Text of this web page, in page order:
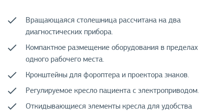
Вращающаяся столешница рассчитана на два
диагностических прибора.
Компактное размещение оборудования в пределах
одного рабочего места.
Кронштейны для фороптера и проектора знаков.
Регулируемое кресло пациента с электроприводом.
Откидывающиеся элементы кресла для удобства